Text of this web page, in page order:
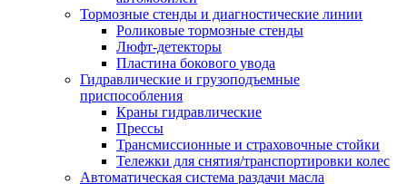
Тормозные стенды и диагностические линии
Роликовые тормозные стенды
Люфт-детекторы
Пластина бокового увода
Гидравлические и грузоподъемные
приспособления
Краны гидравлические
Прессы
Трансмиссионные и страховочные стойки
Тележки для снятия/транспортировки колес
Автоматическая система раздачи масла